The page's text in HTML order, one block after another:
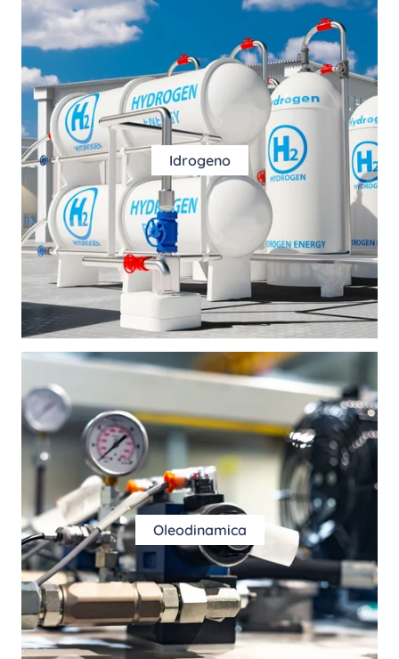
Idrogeno
Oleodinamica